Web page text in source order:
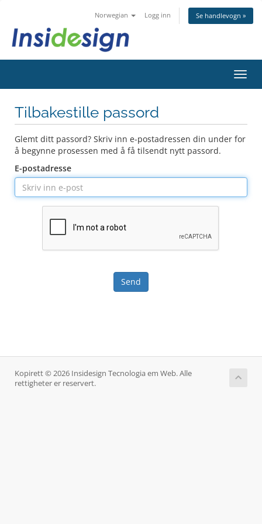
Norwegian Logg inn Se handlevogn »
Bytt
Tilbakestille passord
Glemt ditt passord? Skriv inn e-postadressen din under for
å begynne prosessen med å få tilsendt nytt passord.
E-postadresse
Send
Kopirett © 2026 Insidesign Tecnologia em Web. Alle
rettigheter er reservert.